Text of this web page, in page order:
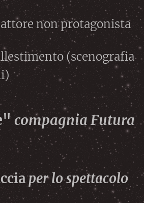
non protagonista
(scenografia
compagnia Futura
per lo spettacolo